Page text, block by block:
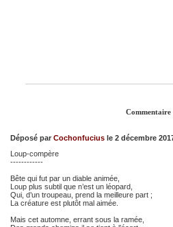
Commentaire
Déposé par Cochonfucius le 2 décembre
Loup-compère
------------
Bête qui fut par un diable animée,
Loup plus subtil que n’est un léopard,
Qui, d’un troupeau, prend la meilleure part ;
La créature est plutôt mal aimée.
Mais cet automne, errant sous la ramée,